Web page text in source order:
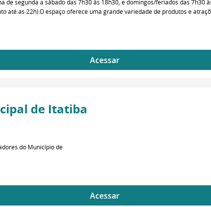
de segunda a sábado das 7h30 às 18h30, e domingos/feriados das 7h30
até as 22h).O espaço oferece uma grande variedade de produtos e
Acessar
de Itatiba
do Município de
Acessar